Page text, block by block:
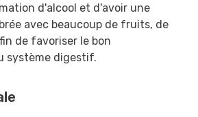
d'alcool et d'avoir une
avec beaucoup de fruits, de
de favoriser le bon
système digestif.